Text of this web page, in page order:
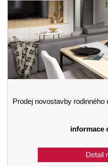
Prodej novostavby rodinného domu o
informace